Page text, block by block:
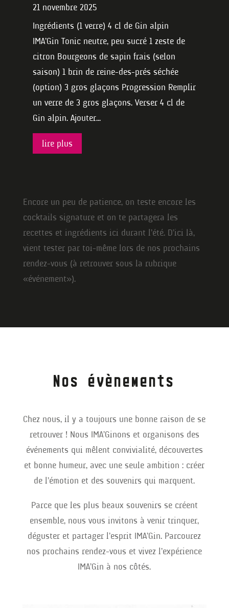
21 novembre 2025
Ingrédients (1 verre) 4 cl de Gin alpin
IMA’Gin Tonic neutre, peu sucré 1 zeste de
citron Bourgeons de sapin frais (selon
saison) 1 brin de reine-des-prés séchée
(option) 3 gros glaçons Progression Remplir
un verre de 3 gros glaçons. Verser 4 cl de
Gin alpin. Ajouter...
lire plus
Encore un peu de patience, on teste encore les
cocktails signature et on te partagera les
recettes et ingrédients ici durant l’été. D’ici là,
vient tester par toi-même lors de nos prochains
rendez-vous (à retrouver sous la rubrique
« événement »).
Nos évènements
Chez nous, il y a toujours une bonne raison de se
retrouver ! Nous IMA’Ginons et organisons des
événements qui mêlent convivialité, découvertes
et bonne humeur, avec une seule ambition : créer
de l’émotion et des souvenirs qui marquent.
Parce que les plus beaux souvenirs se créent
ensemble, nous vous invitons à venir trinquer,
déguster et partager l’esprit IMA’Gin. Parcourez
nos prochains rendez-vous et vivez l’expérience
IMA’Gin à nos côtés.